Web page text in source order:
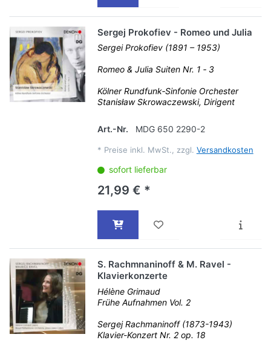
Sergej Prokofiev - Romeo und Julia
Sergei Prokofiev (1891 – 1953)
Romeo & Julia Suiten Nr. 1 ‐ 3
Kölner Rundfunk‐Sinfonie Orchester
Stanisław Skrowaczewski, Dirigent
Art.-Nr. MDG 650 2290-2
* Preise inkl. MwSt., zzgl. Versandkosten
sofort lieferbar
21,99 € *
S. Rachmnaninoff & M. Ravel -
Klavierkonzerte
Hélène Grimaud
Frühe Aufnahmen Vol. 2
Sergej Rachmaninoff (1873-1943)
Klavier-Konzert Nr. 2 op. 18